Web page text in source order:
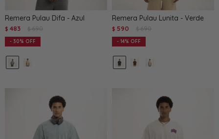
Remera Pulau Difa - Azul
$ 483 $ 690
30
Remera Pulau Lunita - Verde
$ 590 $ 690
14